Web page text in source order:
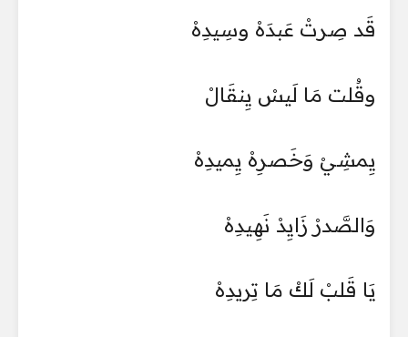
قَد صِرتْ عَبدَهْ وسِيدِهْ
وقُلت مَا لَيسْ يِنقَالْ
يِمشِيْ وَخَصرِهْ يِميدِهْ
وَالصَّدرْ زَايِدْ نَهِيدِهْ
يَا قَلبْ لَكْ مَا تِريدِهْ